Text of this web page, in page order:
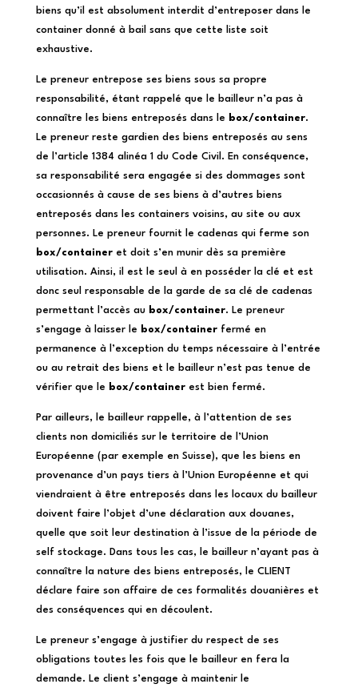
biens qu’il est absolument interdit d’entreposer dans le
container donné à bail sans que cette liste soit
exhaustive.
Le preneur entrepose ses biens sous sa propre
responsabilité, étant rappelé que le bailleur n’a pas à
connaître les biens entreposés dans le
box/container.
Le preneur reste gardien des biens entreposés au sens
de l’article 1384 alinéa 1 du Code Civil. En conséquence,
sa responsabilité sera engagée si des dommages sont
occasionnés à cause de ses biens à d’autres biens
entreposés dans les containers voisins, au site ou aux
personnes. Le preneur fournit le cadenas qui ferme son
box/containeret doit s’en munir dès sa première
utilisation. Ainsi, il est le seul à en posséder la clé et est
donc seul responsable de la garde de sa clé de cadenas
permettant l’accès au box/container. Le preneur
s’engage à laisser le
box/containerfermé en
permanence à l’exception du temps nécessaire à l’entrée
ou au retrait des biens et le bailleur n’est pas tenue de
vérifier que le
box/containerest bien fermé.
Par ailleurs, le bailleur rappelle, à l’attention de ses
clients non domiciliés sur le territoire de l’Union
Européenne (par exemple en Suisse), que les biens en
provenance d’un pays tiers à l’Union Européenne et qui
viendraient à être entreposés dans les locaux du bailleur
doivent faire l’objet d’une déclaration aux douanes,
quelle que soit leur destination à l’issue de la période de
self stockage. Dans tous les cas, le bailleur n’ayant pas à
connaître la nature des biens entreposés, le CLIENT
déclare faire son affaire de ces formalités douanières et
des conséquences qui en découlent.
Le preneur s’engage à justifier du respect de ses
obligations toutes les fois que le bailleur en fera la
demande. Le client s’engage à maintenir le